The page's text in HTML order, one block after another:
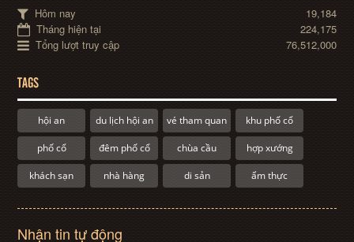
Hôm nay
19,184
Tháng hiện tại
224,175
Tổng lượt truy cập
76,512,000
TAGS
hội an du lịch hội an vé tham quan khu phố cổ
phố cổ đêm phố cổ chùa cầu hợp xướng
khách sạn nhà hàng di sản ẩm thực
Nhận tin tự động